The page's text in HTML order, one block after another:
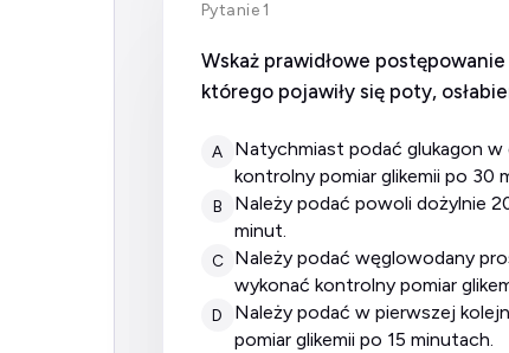
Pytanie 1
Wskaż prawidłowe
którego pojawiły się poty,
A
natychmiast podać glukagon w dawce 1mg domięśniowo lub podskórnie, a następnie dożylnie 500ml 10% roztworu glukozy i wykonać
kontrolny pomiar glikemii po 30
B
należy podać powoli dożylnie 20% roztwór glukozy w objętości 250ml soli fizjologicznej i wykonywać kontrolne pomiary glikemii co 30
minut.
C
należy podać węglowodany proste np. słodzoną herbatę, a następnie węglowodany złożone np. kanapkę z chleba pełnoziarnistego i
wykonać kontrolny pomiar
D
należy podać w pierwszej kolejności dożylnie 50ml 20% roztworu glukozy, a następnie 500ml 10%roztworu glukozy i wykonać kontrolny
pomiar glikemii po 15 minutach.